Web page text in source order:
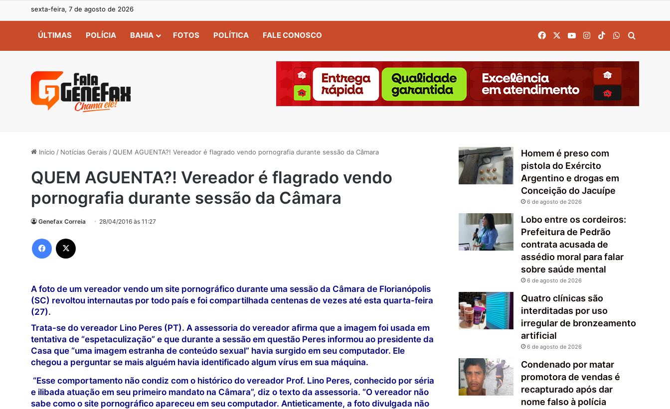
sexta-feira, 7 de agosto de 2026
ÚLTIMAS POLÍCIA BAHIA FOTOS POLÍTICA FALE CONOSCO FacebookYouTubeInstagram
TikTokWhatsApp
Início / Notícias Gerais /QUEM AGUENTA?! Vereador é flagrado vendo pornografia durante sessão da Câmara
QUEM AGUENTA?! Vereador é flagrado vendo
pornografia durante sessão da Câmara
Genefax Correia 28/04/2016 às 11:27
Facebook
A foto de um vereador vendo um site pornográfico durante uma sessão da Câmara de Florianópolis
(SC) revoltou internautas por todo país e foi compartilhada centenas de vezes até esta quarta-feira
(27).
Trata-se do vereador Lino Peres (PT). A assessoria do vereador afirma que a imagem foi usada em
tentativa de “espetaculização” e que durante a sessão em questão Peres informou ao presidente da
Casa que “uma imagem estranha de conteúdo sexual” havia surgido em seu computador. Ele
chegou a perguntar se mais alguém havia identificado algum vírus em sua máquina.
“Esse comportamento não condiz com o histórico do vereador Prof. Lino Peres, conhecido por séria
e ilibada atuação em seu primeiro mandato na Câmara”, diz o texto da assessoria. “O vereador não
sabe como o site pornográfico apareceu em seu computador. Antieticamente, a foto divulgada não
Homem é preso com
pistola do Exército
Argentino e drogas em
Conceição do Jacuípe
6 de agosto de 2026
Lobo entre os cordeiros:
Prefeitura de Pedrão
contrata acusada de
assédio moral para falar
sobre saúde mental
6 de agosto de 2026
Quatro clínicas são
interditadas por uso
irregular de bronzeamento
artificial
6 de agosto de 2026
Condenado por matar
promotora de vendas é
recapturado após dar
nome falso à polícia